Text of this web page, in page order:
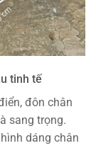
tinh tế
đôn chân
sang trọng.
dáng chân